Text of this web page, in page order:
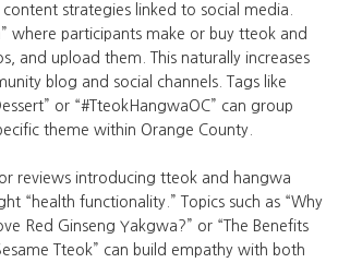
strategies linked to social media.
where participants make or buy tteok and
and upload them. This naturally increases
blog and social channels. Tags like
or “#TteokHangwaOC” can group
theme within Orange County.
or reviews introducing tteok and hangwa
“health functionality.” Topics such as “Why
Red Ginseng Yakgwa?” or “The Benefits
Tteok” can build empathy with both